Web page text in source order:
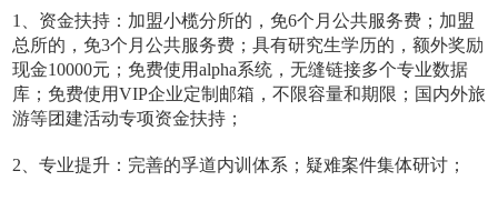
1、资金扶持：加盟小榄分所的，免6个月公共服务费；加盟
总所的，免3个月公共服务费；具有研究生学历的，额外奖励
现金10000元；免费使用alpha系统，无缝链接多个专业数据
库；免费使用VIP企业定制邮箱，不限容量和期限；国内外旅
游等团建活动专项资金扶持；
2、专业提升：完善的孚道内训体系；疑难案件集体研讨；